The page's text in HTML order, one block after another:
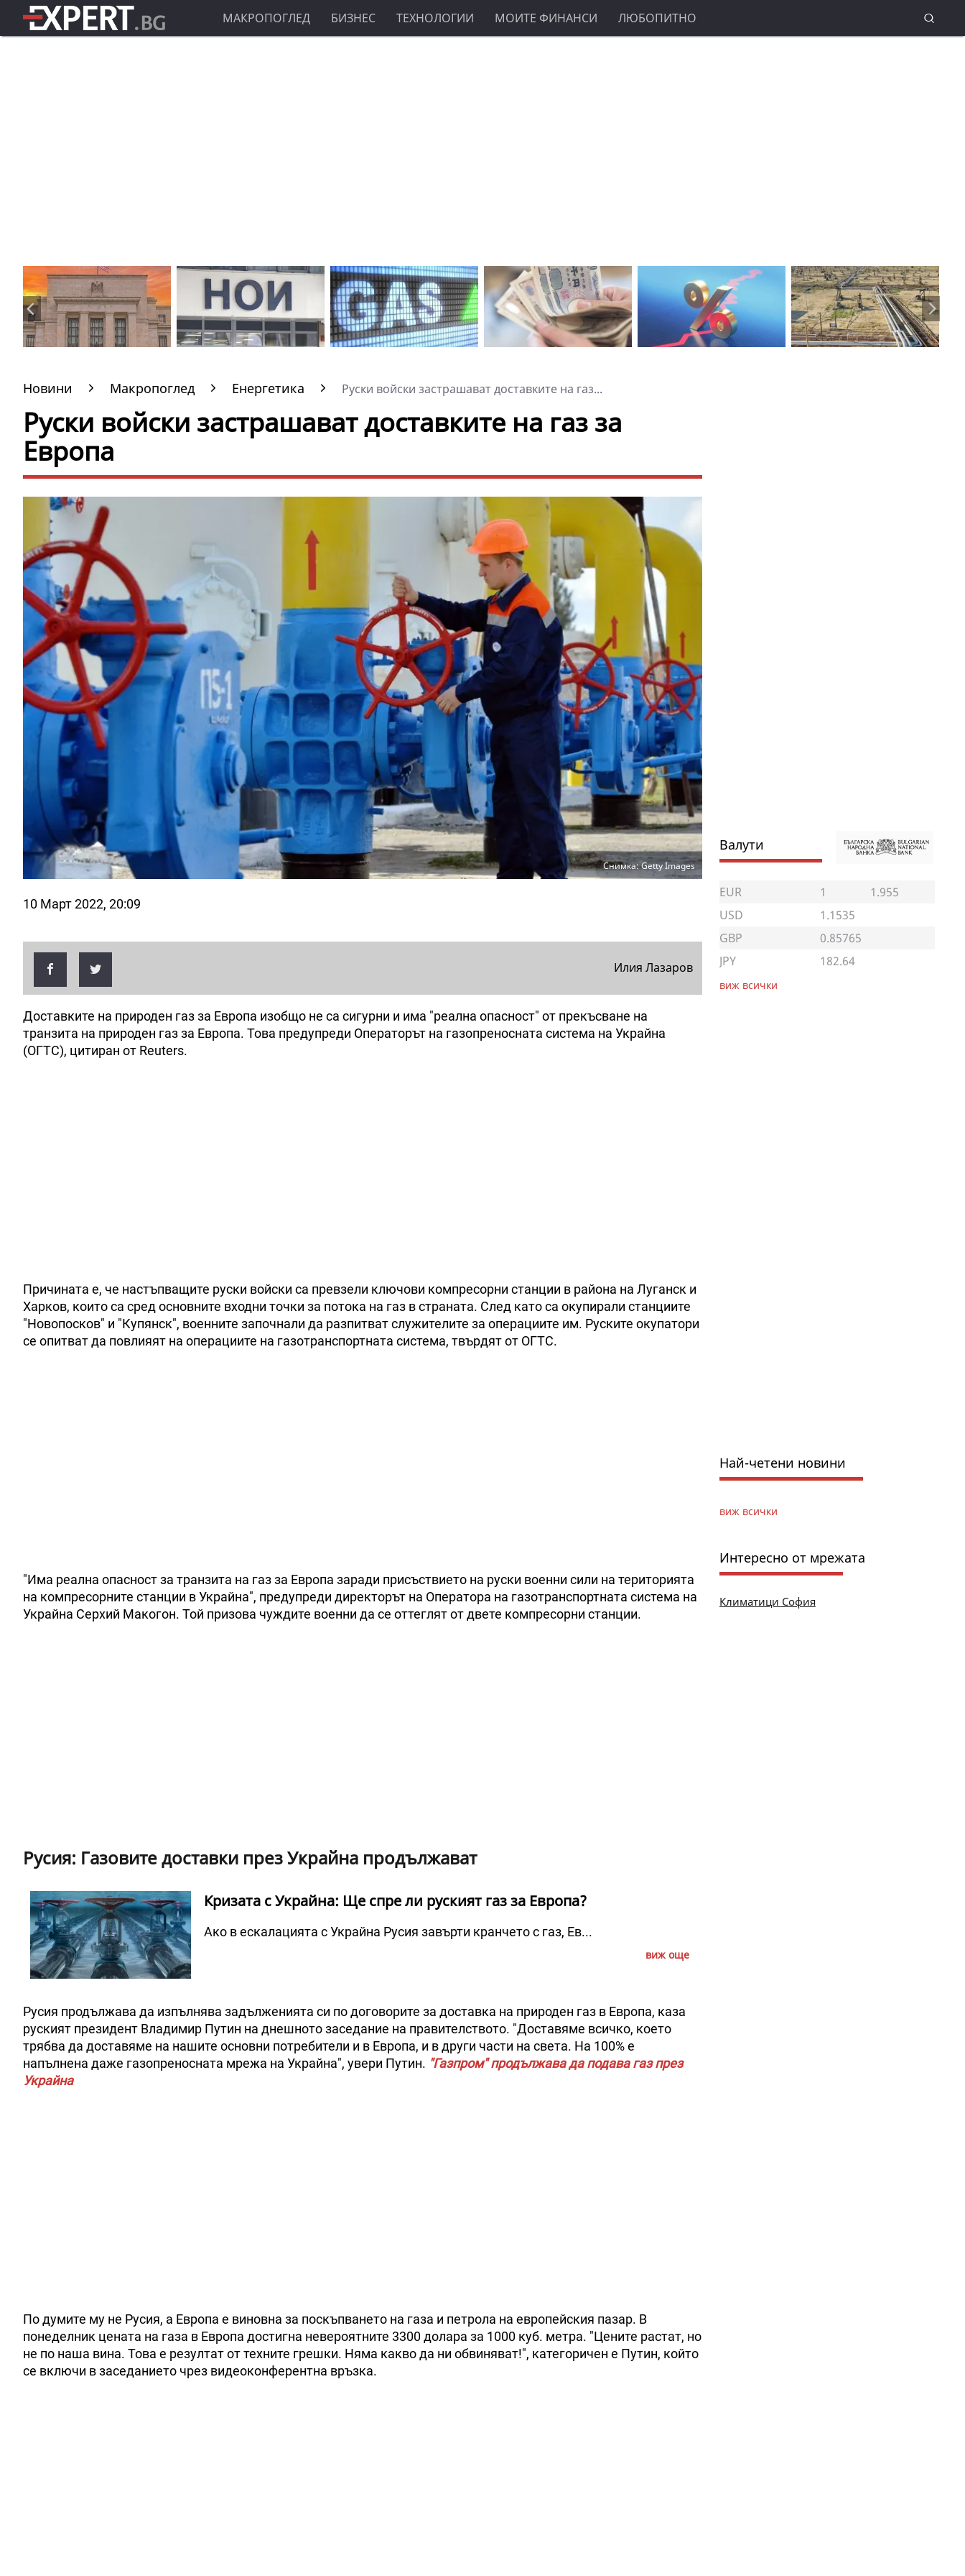
МАКРОПОГЛЕД БИЗНЕС ТЕХНОЛОГИИ МОИТЕ ФИНАНСИ ЛЮБОПИТНО
Новини Макропоглед Енергетика Руски войски застрашават доставките на газ...
Руски войски застрашават доставките на газ за
Европа
Снимка: Getty Images
10 Март 2022, 20:09
Илия Лазаров
Доставките на природен газ за Европа изобщо не са сигурни и има "реална опасност" от прекъсване на
транзита на природен газ за Европа. Това предупреди Операторът на газопреносната система на Украйна
(ОГТС), цитиран от Reuters.
Причината е, че настъпващите руски войски са превзели ключови компресорни станции в района на Луганск и
Харков, които са сред основните входни точки за потока на газ в страната. След като са окупирали станциите
"Новопосков" и "Купянск", военните започнали да разпитват служителите за операциите им. Руските окупатори
се опитват да повлияят на операциите на газотранспортната система, твърдят от ОГТС.
"Има реална опасност за транзита на газ за Европа заради присъствието на руски военни сили на територията
на компресорните станции в Украйна", предупреди директорът на Оператора на газотранспортната система на
Украйна Серхий Макогон. Той призова чуждите военни да се оттеглят от двете компресорни станции.
Русия: Газовите доставки през Украйна продължават
Кризата с Украйна: Ще спре ли руският газ за Европа?
Ако в ескалацията с Украйна Русия завърти кранчето с газ, Ев...
виж още
Русия продължава да изпълнява задълженията си по договорите за доставка на природен газ в Европа, каза
руският президент Владимир Путин на днешното заседание на правителството. "Доставяме всичко, което
трябва да доставяме на нашите основни потребители и в Европа, и в други части на света. На 100% е
напълнена даже газопреносната мрежа на Украйна", увери Путин. "Газпром" продължава да подава газ през
Украйна
По думите му не Русия, а Европа е виновна за поскъпването на газа и петрола на европейския пазар. В
понеделник цената на газа в Европа достигна невероятните 3300 долара за 1000 куб. метра. "Цените растат, но
не по наша вина. Това е резултат от техните грешки. Няма какво да ни обвиняват!", категоричен е Путин, който
се включи в заседанието чрез видеоконферентна връзка.
Валути
EUR 1
1.955
USD
1.1535
GBP
0.85765
JPY
182.64
виж всички
Най-четени новини
виж всички
Интересно от мрежата
Климатици София